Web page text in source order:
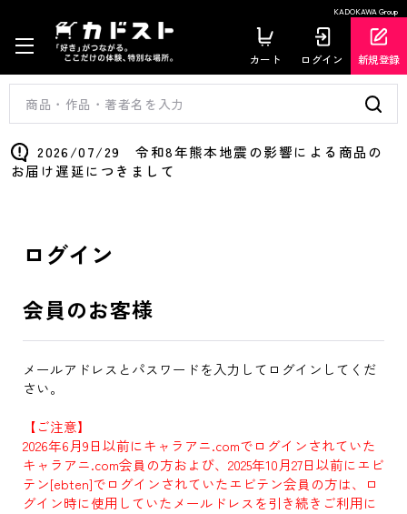
KADOKAWA Group
カート ログイン 新規登録
2026/07/29 令和8年熊本地震の影響による商品の
お届け遅延につきまして
ログイン
会員のお客様
メールアドレスとパスワードを入力してログインしてくだ
さい。
【ご注意】
2026年6月9日以前にキャラアニ.comでログインされていた
キャラアニ.com会員の方および、2025年10月27日以前にエビ
テン[ebten]でログインされていたエビテン会員の方は、ロ
グイン時に使用していたメールドレスを引き続きご利用に